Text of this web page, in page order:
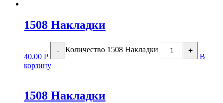
1508 Накладки
40.00 Р
- Количество 1508 Накладки +
В
корзину
1508 Накладки